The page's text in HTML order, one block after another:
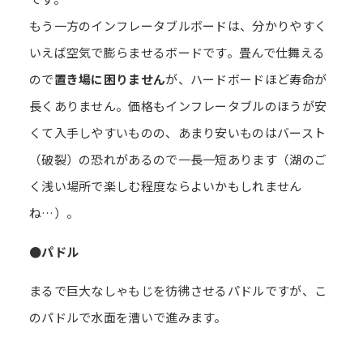
もう一方のインフレータブルボードは、分かりやすく
いえば空気で膨らませるボードです。畳んで仕舞える
ので置き場に困りませんが、ハードボードほど寿命が
長くありません。価格もインフレータブルのほうが安
くて入手しやすいものの、あまり安いものはバースト
（破裂）の恐れがあるので一長一短あります（湖のご
く浅い場所で楽しむ程度ならよいかもしれません
ね…）。
●パドル
まるで巨大なしゃもじを彷彿させるパドルですが、こ
のパドルで水面を漕いで進みます。